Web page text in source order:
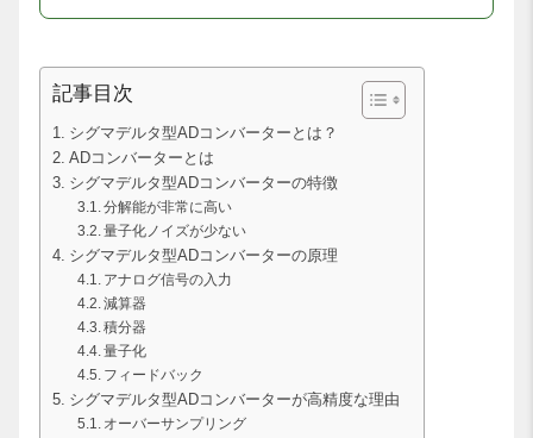
記事目次
シグマデルタ型ADコンバーターとは？
ADコンバーターとは
シグマデルタ型ADコンバーターの特徴
分解能が非常に高い
量子化ノイズが少ない
シグマデルタ型ADコンバーターの原理
アナログ信号の入力
減算器
積分器
量子化
フィードバック
シグマデルタ型ADコンバーターが高精度な理由
オーバーサンプリング